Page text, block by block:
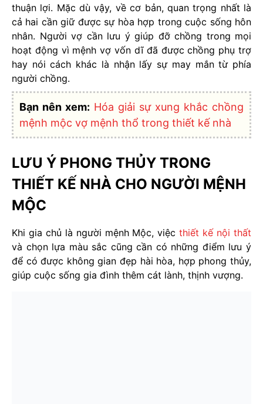
thuận lợi. Mặc dù vậy, về cơ bản, quan trọng nhất là
cả hai cần giữ được sự hòa hợp trong cuộc sống hôn
nhân. Người vợ cần lưu ý giúp đỡ chồng trong mọi
hoạt động vì mệnh vợ vốn dĩ đã được chồng phụ trợ
hay nói cách khác là nhận lấy sự may mắn từ phía
người chồng.
Bạn nên xem: Hóa giải sự xung khắc chồng
mệnh mộc vợ mệnh thổ trong thiết kế nhà
LƯU Ý PHONG THỦY TRONG
THIẾT KẾ NHÀ CHO NGƯỜI MỆNH
MỘC
Khi gia chủ là người mệnh Mộc, việcthiết kế nội thất
và chọn lựa màu sắc cũng cần có những điểm lưu ý
để có được không gian đẹp hài hòa, hợp phong thủy,
giúp cuộc sống gia đình thêm cát lành, thịnh vượng.